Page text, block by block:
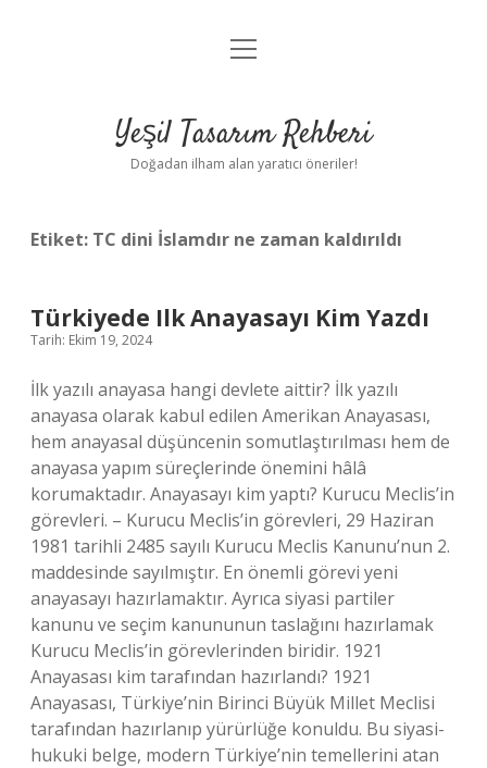
Anasayfa
Yasal Uyarı
menüyü
Yeşil Tasarım Rehberi
Doğadan ilham alan yaratıcı öneriler!
Etiket: TC dini İslamdır ne zaman kaldırıldı
Türkiyede Ilk Anayasayı Kim Yazdı
Tarih: Ekim 19, 2024
İlk yazılı anayasa hangi devlete aittir? İlk yazılı
anayasa olarak kabul edilen Amerikan Anayasası,
hem anayasal düşüncenin somutlaştırılması hem de
anayasa yapım süreçlerinde önemini hâlâ
korumaktadır. Anayasayı kim yaptı? Kurucu Meclis’in
görevleri. – Kurucu Meclis’in görevleri, 29 Haziran
1981 tarihli 2485 sayılı Kurucu Meclis Kanunu’nun 2.
maddesinde sayılmıştır. En önemli görevi yeni
anayasayı hazırlamaktır. Ayrıca siyasi partiler
kanunu ve seçim kanununun taslağını hazırlamak
Kurucu Meclis’in görevlerinden biridir. 1921
Anayasası kim tarafından hazırlandı? 1921
Anayasası, Türkiye’nin Birinci Büyük Millet Meclisi
tarafından hazırlanıp yürürlüğe konuldu. Bu siyasi-
hukuki belge, modern Türkiye’nin temellerini atan